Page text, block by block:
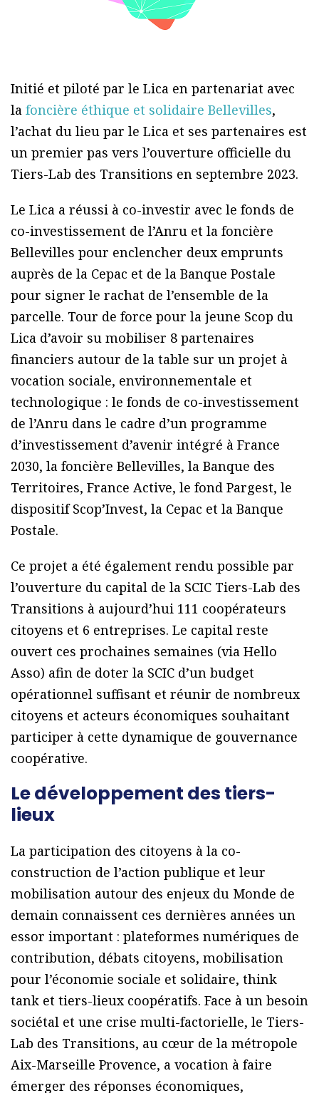
Initié et piloté par le Lica en partenariat avec
la foncière éthique et solidaire Bellevilles,
l’achat du lieu par le Lica et ses partenaires est
un premier pas vers l’ouverture officielle du
Tiers-Lab des Transitions en septembre 2023.
Le Lica a réussi à co-investir avec le fonds de
co-investissement de l’Anru et la foncière
Bellevilles pour enclencher deux emprunts
auprès de la Cepac et de la Banque Postale
pour signer le rachat de l’ensemble de la
parcelle. Tour de force pour la jeune Scop du
Lica d’avoir su mobiliser 8 partenaires
financiers autour de la table sur un projet à
vocation sociale, environnementale et
technologique : le fonds de co-investissement
de l’Anru dans le cadre d’un programme
d’investissement d’avenir intégré à France
2030, la foncière Bellevilles, la Banque des
Territoires, France Active, le fond Pargest, le
dispositif Scop’Invest, la Cepac et la Banque
Postale.
Ce projet a été également rendu possible par
l’ouverture du capital de la SCIC Tiers-Lab des
Transitions à aujourd’hui 111 coopérateurs
citoyens et 6 entreprises. Le capital reste
ouvert ces prochaines semaines (via Hello
Asso) afin de doter la SCIC d’un budget
opérationnel suffisant et réunir de nombreux
citoyens et acteurs économiques souhaitant
participer à cette dynamique de gouvernance
coopérative.
Le développement des tiers-
lieux
La participation des citoyens à la co-
construction de l’action publique et leur
mobilisation autour des enjeux du Monde de
demain connaissent ces dernières années un
essor important : plateformes numériques de
contribution, débats citoyens, mobilisation
pour l’économie sociale et solidaire, think
tank et tiers-lieux coopératifs. Face à un besoin
sociétal et une crise multi-factorielle, le Tiers-
Lab des Transitions, au cœur de la métropole
Aix-Marseille Provence, a vocation à faire
émerger des réponses économiques,